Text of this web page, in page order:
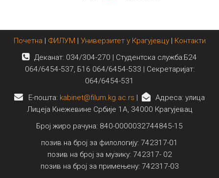
Почетна | ФИЛУМ | Универзитет у Крагујевцу| Контакти
Деканат: 034/304-270 | Студентска служба:Б24
064/6454-537, Б16 064/6454-533 | Секретаријат:
064/6454-531
E-пошта: kabinet@filum.kg.ac.rs |
Адреса: улица
Лицеја Кнежевине Србије 1А, 34000 Крагујевац
Број жиро рачуна: 840-0000032744845-15
позив на број за филологију: 742317-01
позив на број за музику: 742317- 02
позив на број за примењену: 742317-03